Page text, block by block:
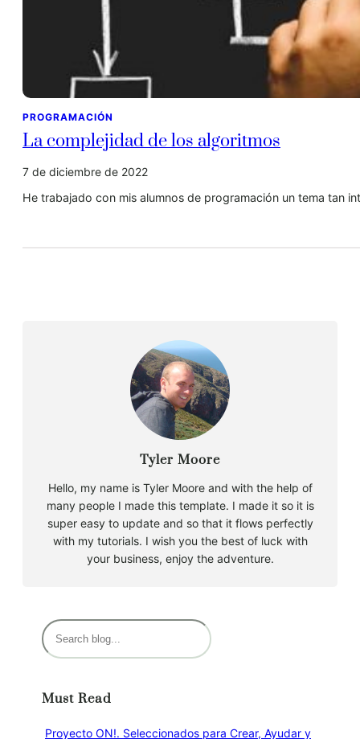
PROGRAMACIÓN
La complejidad de los algoritmos
7 de diciembre de 2022
He trabajado con mis alumnos de programación un tema tan
Tyler Moore
Hello, my name is Tyler Moore and with the help of
many people I made this template. I made it so it is
super easy to update and so that it flows perfectly
with my tutorials. I wish you the best of luck with
your business, enjoy the adventure.
B
u
a
Must Read
Proyecto ON!. Seleccionados para Crear, Ayudar y